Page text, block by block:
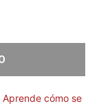
Aprende cómo se